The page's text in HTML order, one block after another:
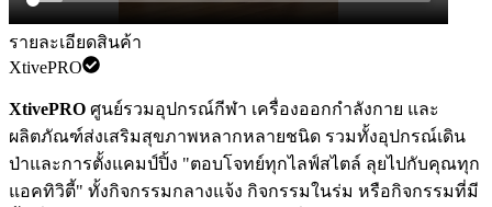
รายละเอียดสินค้า
XtivePRO
XtivePRO ศูนย์รวมอุปกรณ์กีฬา เครื่องออกกำลังกาย และ
ผลิตภัณฑ์ส่งเสริมสุขภาพหลากหลายชนิด รวมทั้งอุปกรณ์เดิน
ป่าและการตั้งแคมป์ปิ้ง "ตอบโจทย์ทุกไลฟ์สไตล์ ลุยไปกับคุณทุก
แอคทิวิตี้" ทั้งกิจกรรมกลางแจ้ง กิจกรรมในร่ม หรือกิจกรรมที่มี